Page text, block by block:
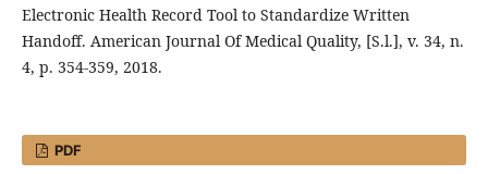
Electronic Health Record Tool to Standardize Written
Handoff. American Journal Of Medical Quality, [S.l.], v. 34, n.
4, p. 354-359, 2018.
PDF